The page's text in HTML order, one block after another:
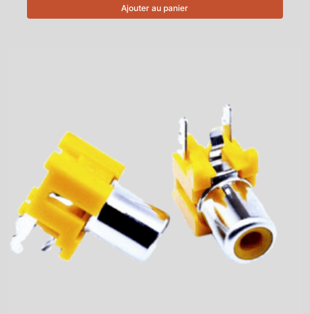
Ajouter au panier